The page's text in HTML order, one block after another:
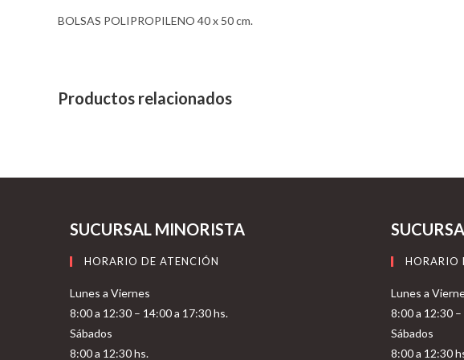
BOLSAS POLIPROPILENO 40 x 50 cm.
Productos relacionados
SUCURSAL MINORISTA
HORARIO DE ATENCIÓN
Lunes a Viernes
8:00 a 12:30 – 14:00 a 17:30 hs.
Sábados
8:00 a 12:30 hs.
HORARIO
Lunes a
8:00 a 12:30
Sábados
8:00 a 12:30